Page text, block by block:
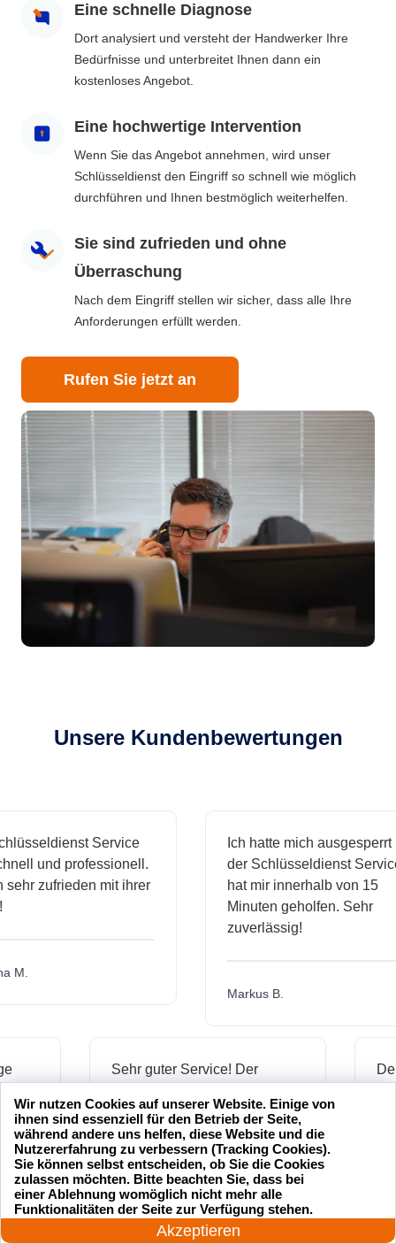
Eine schnelle Diagnose
Dort analysiert und versteht der Handwerker Ihre
Bedürfnisse und unterbreitet Ihnen dann ein
kostenloses Angebot.
Eine hochwertige Intervention
Wenn Sie das Angebot annehmen, wird unser
Schlüsseldienst den Eingriff so schnell wie möglich
durchführen und Ihnen bestmöglich weiterhelfen.
Sie sind zufrieden und ohne
Überraschung
Nach dem Eingriff stellen wir sicher, dass alle Ihre
Anforderungen erfüllt werden.
Rufen Sie jetzt an
Unsere Kundenbewertungen
Service
und professionell.
zufrieden mit ihrer
Ich hatte mich ausgesperrt und
der Schlüsseldienst Service
hat mir innerhalb von 15
Minuten geholfen. Sehr
zuverlässig!
Markus B.
Sehr guter Service! Der
und hat mir schnell geholfen,
als ich meine Schlüssel
verloren hatte.
Jonas M.
24 Stunden am Tag
Akzeptieren
Wir nutzen Cookies auf unserer Website. Einige von
ihnen sind essenziell für den Betrieb der Seite,
während andere uns helfen, diese Website und die
Nutzererfahrung zu verbessern (Tracking Cookies).
Sie können selbst entscheiden, ob Sie die Cookies
zulassen möchten. Bitte beachten Sie, dass bei
einer Ablehnung womöglich nicht mehr alle
Funktionalitäten der Seite zur Verfügung stehen.